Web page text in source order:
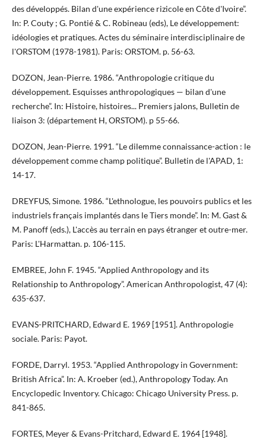
des développés. Bilan d'une expérience rizicole en Côte d'Ivoire”.
In: P. Couty ; G. Pontié & C. Robineau (eds), Le développement:
idéologies et pratiques. Actes du séminaire interdisciplinaire de
l'ORSTOM (1978-1981). Paris: ORSTOM. p. 56-63.
DOZON, Jean-Pierre. 1986. “Anthropologie critique du
développement. Esquisses anthropologiques — bilan d'une
recherche”. In: Histoire, histoires... Premiers jalons, Bulletin de
liaison 3: (département H, ORSTOM). p 55-66.
DOZON, Jean-Pierre. 1991. “Le dilemme connaissance-action : le
développement comme champ politique”. Bulletin de l'APAD, 1:
14-17.
DREYFUS, Simone. 1986. “L'ethnologue, les pouvoirs publics et les
industriels français implantés dans le Tiers monde”. In: M. Gast &
M. Panoff (eds.), L'accès au terrain en pays étranger et outre-mer.
Paris: L'Harmattan. p. 106-115.
EMBREE, John F. 1945. “Applied Anthropology and its
Relationship to Anthropology”. American Anthropologist, 47 (4):
635-637.
EVANS-PRITCHARD, Edward E. 1969 [1951]. Anthropologie
sociale. Paris: Payot.
FORDE, Darryl. 1953. “Applied Anthropology in Government:
British Africa”. In: A. Kroeber (ed.), Anthropology Today. An
Encyclopedic Inventory. Chicago: Chicago University Press. p.
841-865.
FORTES, Meyer & Evans-Pritchard, Edward E. 1964 [1948].